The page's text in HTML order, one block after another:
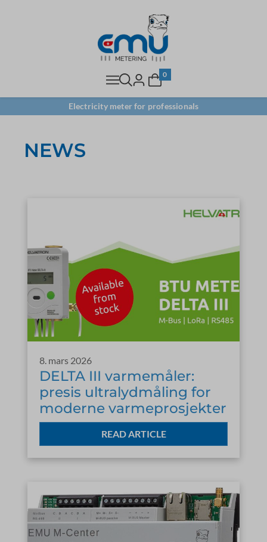
0
Electricity meter for professionals
NEWS
8. mars 2026
DELTA III varmemåler:
presis ultralydmåling for
moderne varmeprosjekter
READ ARTICLE